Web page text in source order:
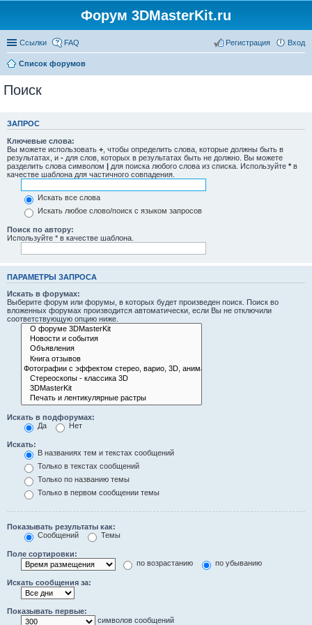
Форум 3DMasterKit.ru
Ссылки FAQ Вход
Регистрация
Список форумов
Поиск
ЗАПРОС
Ключевые слова:
Вы можете использовать + , чтобы определить слова, которые должны быть в
результатах, и - для слов, которых в результатах быть не должно. Вы можете
разделить слова символом | для поиска любого слова из списка. Используйте * в
качестве шаблона для частичного совпадения.
Искать все слова
Искать любое слово/поиск с языком запросов
Поиск по автору:
Используйте * в качестве шаблона.
ПАРАМЕТРЫ ЗАПРОСА
Искать в форумах:
Выберите форум или форумы, в которых будет произведен поиск. Поиск во
вложенных форумах производится автоматически, если Вы не отключили
соответствующую опцию ниже.
Искать в подфорумах:
Да
Нет
Искать:
В названиях тем и текстах сообщений
Только в текстах сообщений
Только по названию темы
Только в первом сообщении темы
Показывать результаты как:
Сообщений
Темы
Поле сортировки:
по возрастанию
по убыванию
Искать сообщения за:
Показывать первые:
символов сообщений